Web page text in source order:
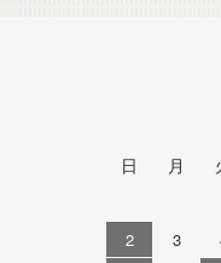
日
月
2
3